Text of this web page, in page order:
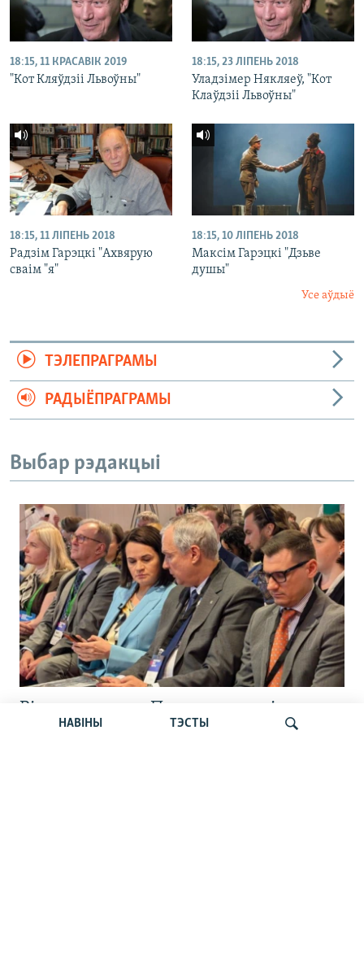
НАВІНЫ ТЭСТЫ
18:15, 11 КРАСАВІК 2019
"Кот Кляўдзіі Львоўны"
18:15, 23 ЛІПЕНЬ 2018
Уладзімер Някляеў, "Кот
Клаўдзіі Львоўны"
18:15, 11 ЛІПЕНЬ 2018
Радзім Гарэцкі "Ахвярую
сваім "я"
18:15, 10 ЛІПЕНЬ 2018
Максім Гарэцкі "Дзьве
душы"
Усе аўдыё
ТЭЛЕПРАГРАМЫ
РАДЫЁПРАГРАМЫ
Выбар рэдакцыі
Відэарэпартаж: Плян апазыцыі на
выпадак зьнікненьня рэжыму: што